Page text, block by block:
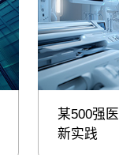
某500强
新实践